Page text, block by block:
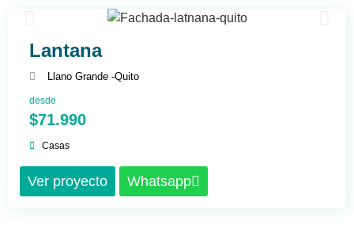
Lantana
Llano Grande -Quito
desde
$71.990
Casas
Ver proyecto Whatsapp